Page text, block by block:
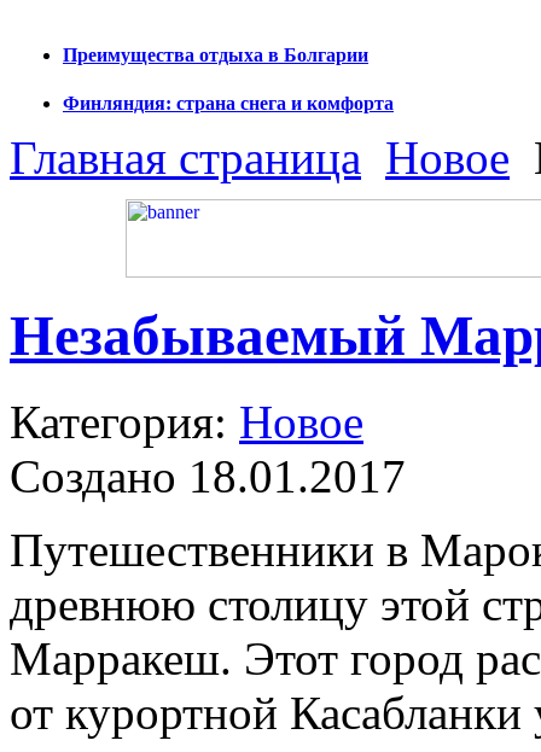
Преимущества отдыха в Болгарии
Финляндия: страна снега и комфорта
Главная страница Новое
Незабываемый
Категория: Новое
Создано 18.01.2017
Путешественники в
древнюю столицу этой
Марракеш. Этот город
от курортной